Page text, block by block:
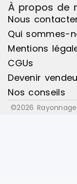
À propos de
Nous
Qui sommes-
Mentions
CGUs
Devenir
Nos conseils
©2026